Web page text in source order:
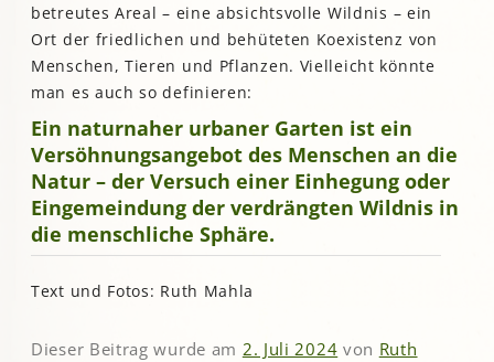
betreutes Areal – eine absichtsvolle Wildnis – ein
Ort der friedlichen und behüteten Koexistenz von
Menschen, Tieren und Pflanzen. Vielleicht könnte
man es auch so definieren:
Ein naturnaher urbaner Garten ist ein
Versöhnungsangebot des Menschen an die
Natur – der Versuch einer Einhegung oder
Eingemeindung der verdrängten Wildnis in
die menschliche Sphäre.
Text und Fotos: Ruth Mahla
Dieser Beitrag wurde am 2. Juli 2024 von Ruth